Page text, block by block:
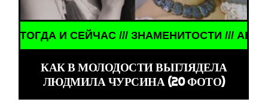
/// АКТЁРЫ ТОГДА И СЕЙЧАС
КАК В МОЛОДОСТИ ВЫГЛЯДЕЛА
ЛЮДМИЛА ЧУРСИНА (20 ФОТО)